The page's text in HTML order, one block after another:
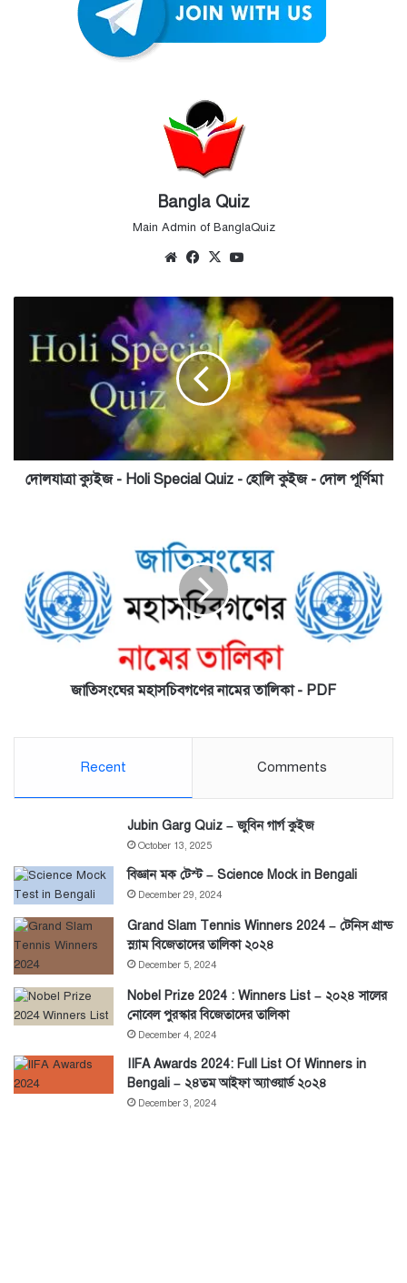
Bangla Quiz
Main Admin of BanglaQuiz
WebsiteFacebook
X
Holi
কুইজ
দোলযাত্রা ক্যুইজ - Holi Special Quiz - হোলি কুইজ - দোল পূর্ণিমা
তালিকা
PDF
জাতিসংঘের মহাসচিবগণের নামের তালিকা - PDF
Recent Comments
Jubin Garg Quiz – জুবিন গার্গ কুইজ
October 13, 2025
বিজ্ঞান মক টেস্ট – Science Mock in Bengali
December 29, 2024
Grand Slam Tennis Winners 2024 – টেনিস গ্রান্ড
স্ল্যাম বিজেতাদের তালিকা ২০২৪
December 5, 2024
Nobel Prize 2024 : Winners List – ২০২৪ সালের
নোবেল পুরস্কার বিজেতাদের তালিকা
December 4, 2024
IIFA Awards 2024: Full List Of Winners in
Bengali – ২৪তম আইফা অ্যাওয়ার্ড ২০২৪
December 3, 2024